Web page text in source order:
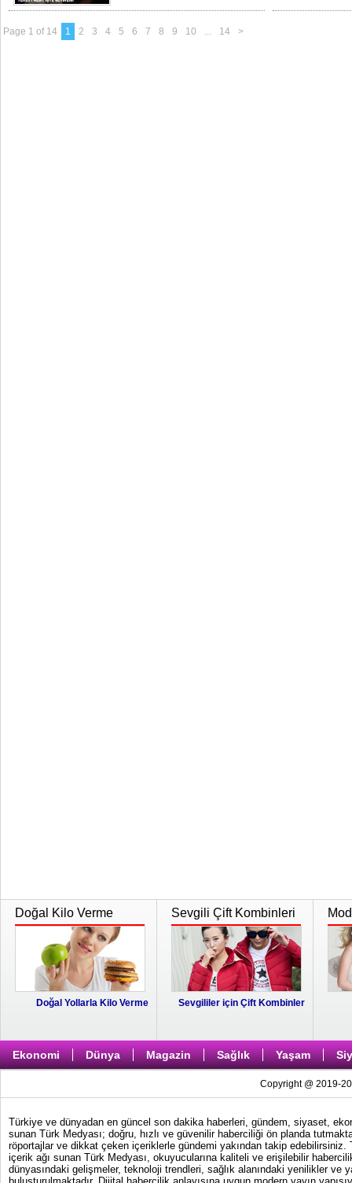
Page 1 of 14 1 2 3 4 5 6 7 8 9 10 ... 14 >
Doğal Kilo Verme
Doğal Yollarla Kilo Verme
Sevgili Çift Kombinleri
Sevgililer için Çift Kombinler
Ekonomi Dünya Magazin Sağlık Yaşam
Copyright @ 2019-
Türkiye ve dünyadan en güncel son dakika haberleri, gündem, siyaset,
sunan Türk Medyası; doğru, hızlı ve güvenilir haberciliği ön planda
röportajlar ve dikkat çeken içeriklerle gündemi yakından takip
içerik ağı sunan Türk Medyası, okuyucularına kaliteli ve erişilebilir
dünyasındaki gelişmeler, teknoloji trendleri, sağlık alanındaki yenilikler